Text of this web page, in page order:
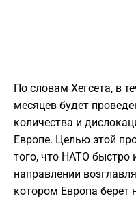
​По словам Хегсета, в
месяцев будет
количества и
Европе. Целью этой
того, что НАТО быстро
направлении
котором Европа берет